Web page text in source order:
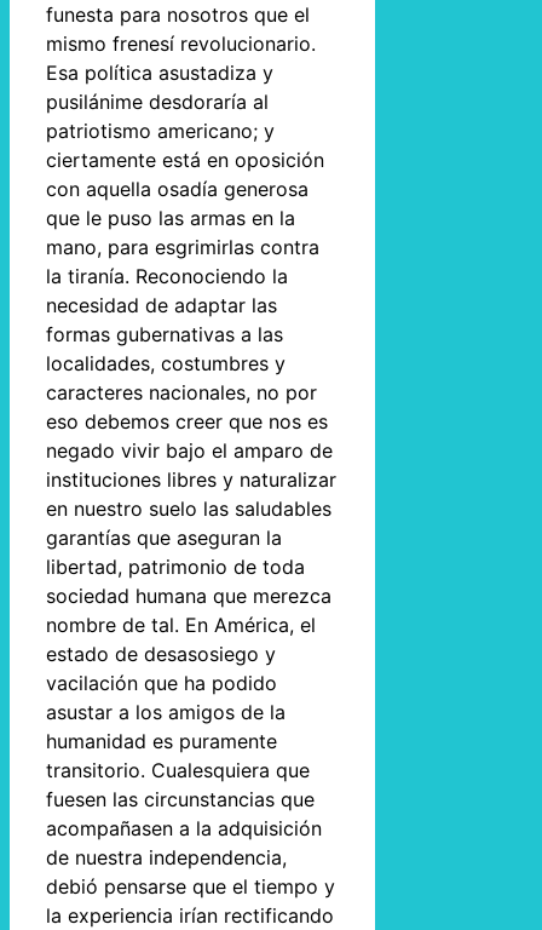
funesta para nosotros que el
mismo frenesí revolucionario.
Esa política asustadiza y
pusilánime desdoraría al
patriotismo americano; y
ciertamente está en oposición
con aquella osadía generosa
que le puso las armas en la
mano, para esgrimirlas contra
la tiranía. Reconociendo la
necesidad de adaptar las
formas gubernativas a las
localidades, costumbres y
caracteres nacionales, no por
eso debemos creer que nos es
negado vivir bajo el amparo de
instituciones libres y naturalizar
en nuestro suelo las saludables
garantías que aseguran la
libertad, patrimonio de toda
sociedad humana que merezca
nombre de tal. En América, el
estado de desasosiego y
vacilación que ha podido
asustar a los amigos de la
humanidad es puramente
transitorio. Cualesquiera que
fuesen las circunstancias que
acompañasen a la adquisición
de nuestra independencia,
debió pensarse que el tiempo y
la experiencia irían rectificando